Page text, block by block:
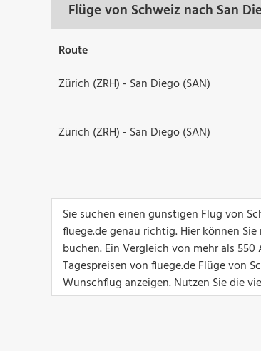
Flüge von Schweiz nach San
Route
Zürich (ZRH) - San Diego (SAN)
Zürich (ZRH) - San Diego (SAN)
Sie suchen einen günstigen Flug von
fluege.de genau richtig. Hier können
buchen. Ein Vergleich von mehr als
Tagespreisen von fluege.de Flüge von
Wunschflug anzeigen. Nutzen Sie die